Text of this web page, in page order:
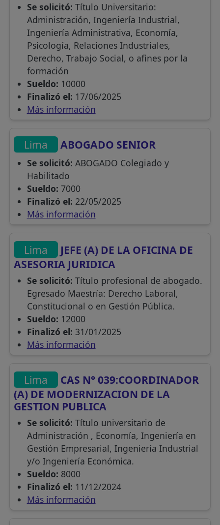
Se solicitó: Título Universitario:
Administración, Ingeniería Industrial,
Ingeniería Administrativa, Economía,
Psicología, Relaciones Industriales,
Derecho, Trabajo Social, o afines por la
formación
Sueldo: 10000
Finalizó el: 17/06/2025
Más información
Lima ABOGADO SENIOR
Se solicitó: ABOGADO Colegiado y
Habilitado
Sueldo: 7000
Finalizó el: 22/05/2025
Más información
Lima
JEFE (A) DE LA OFICINA DE
ASESORIA JURIDICA
Se solicitó: Título profesional de abogado.
Egresado Maestría: Derecho Laboral,
Constitucional o en Gestión Pública.
Sueldo: 12000
Finalizó el: 31/01/2025
Más información
Lima
CAS N° 039:COORDINADOR
(A) DE MODERNIZACION DE LA
GESTION PUBLICA
Se solicitó: Título universitario de
Administración , Economía, Ingeniería en
Gestión Empresarial, Ingeniería Industrial
y/o Ingeniería Económica.
Sueldo: 8000
Finalizó el: 11/12/2024
Más información